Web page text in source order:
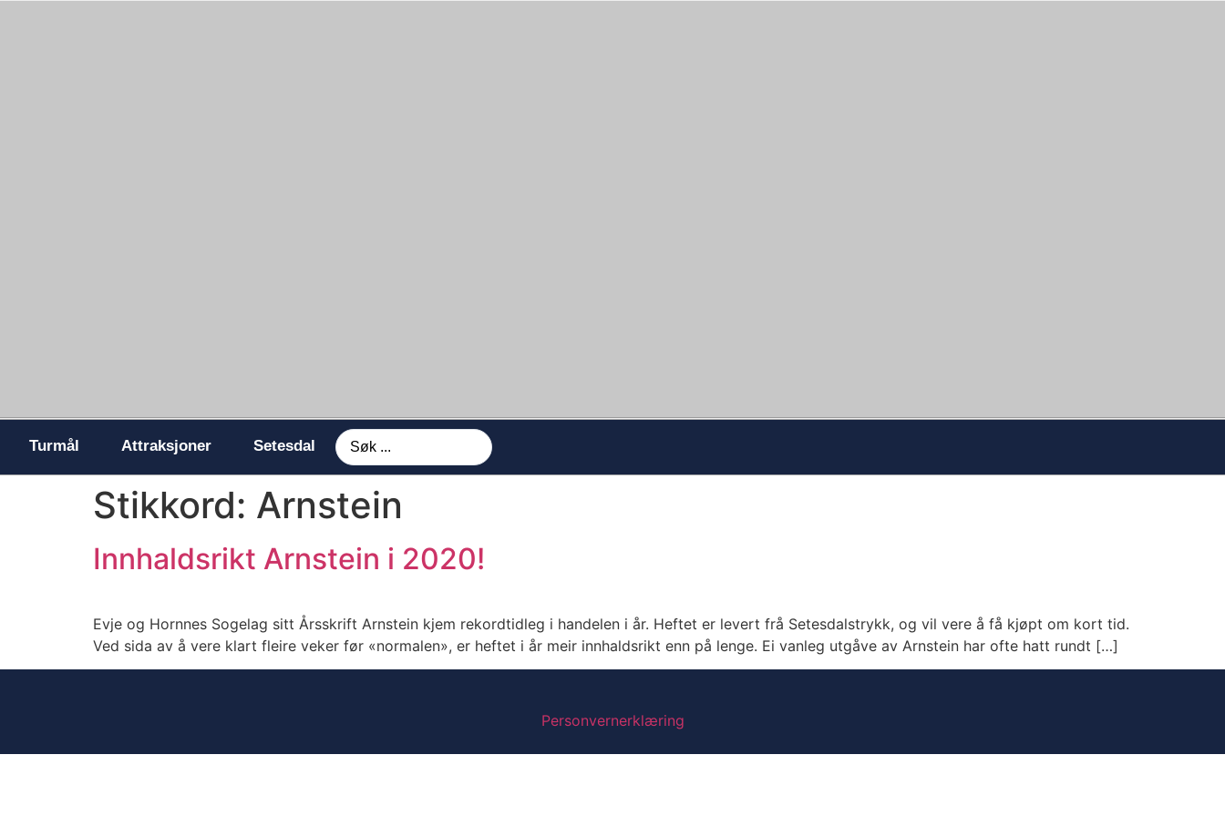
Turmål Attraksjoner Setesdal
Stikkord: Arnstein
Innhaldsrikt Arnstein i 2020!
Evje og Hornnes Sogelag sitt Årsskrift Arnstein kjem rekordtidleg i handelen i år. Heftet er levert frå Setesdalstrykk, og vil vere å få kjøpt om kort tid.
Ved sida av å vere klart fleire veker før «normalen», er heftet i år meir innhaldsrikt enn på lenge. Ei vanleg utgåve av Arnstein har ofte hatt rundt […]
Personvernerklæring